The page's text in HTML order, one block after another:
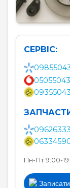
СЕРВІС:
Пн-Пт 9:00-